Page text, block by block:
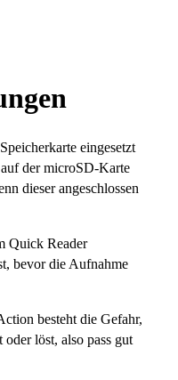
eingesetzt
der microSD-Karte
dieser angeschlossen
Quick Reader
bevor die Aufnahme
besteht die Gefahr,
löst, also pass gut